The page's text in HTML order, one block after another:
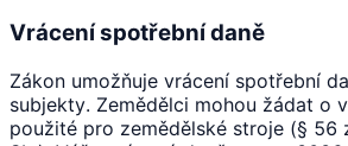
Vrácení spotřební daně
Zákon umožňuje vrácení spotřební
subjekty. Zemědělci mohou žádat o
použité pro zemědělské stroje (§ 56